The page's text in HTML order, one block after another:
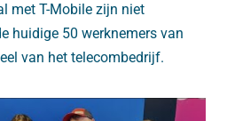
met T-Mobile zijn niet
huidige 50 werknemers van
van het telecombedrijf.